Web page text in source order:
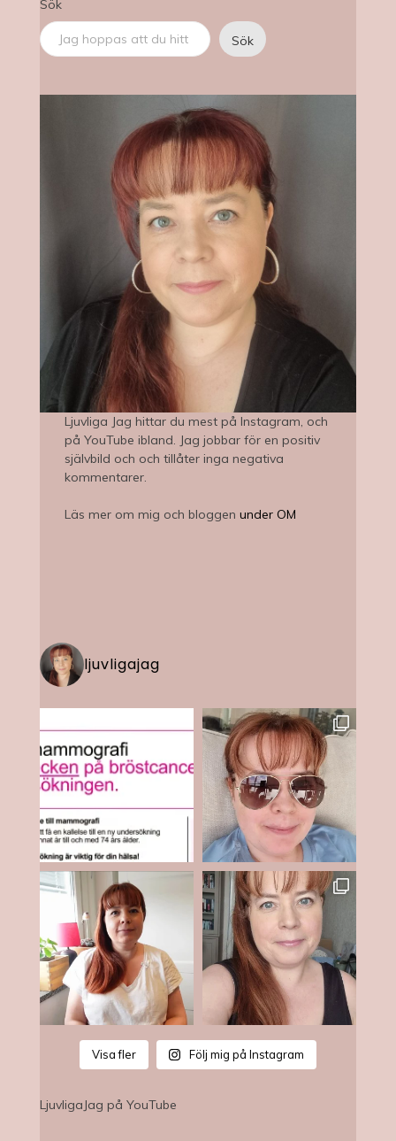
Sök
Sök
Ljuvliga Jag hittar du mest på Instagram, och
på YouTube ibland. Jag jobbar för en positiv
självbild och och tillåter inga negativa
kommentarer.
Läs mer om mig och bloggenunder OM
ljuvligajag
Visa fler Följ mig på Instagram
LjuvligaJag på YouTube